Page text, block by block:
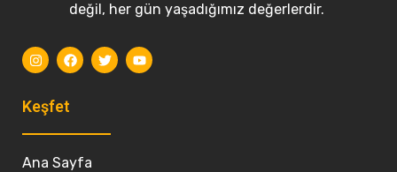
değil, her gün yaşadığımız değerlerdir.
Keşfet
Ana Sayfa